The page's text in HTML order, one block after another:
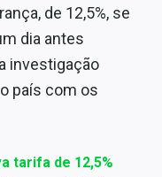
de 12,5%, se
dia antes
investigação
país com os
tarifa de 12,5%